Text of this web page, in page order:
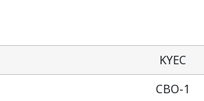
KYEC
CBO-1